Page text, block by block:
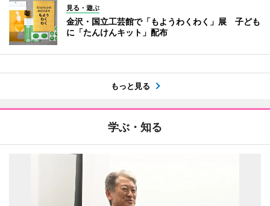
見る・遊ぶ
金沢・国立工芸館で「もようわくわく」展 子ども
に「たんけんキット」配布
もっと見る
学ぶ・知る